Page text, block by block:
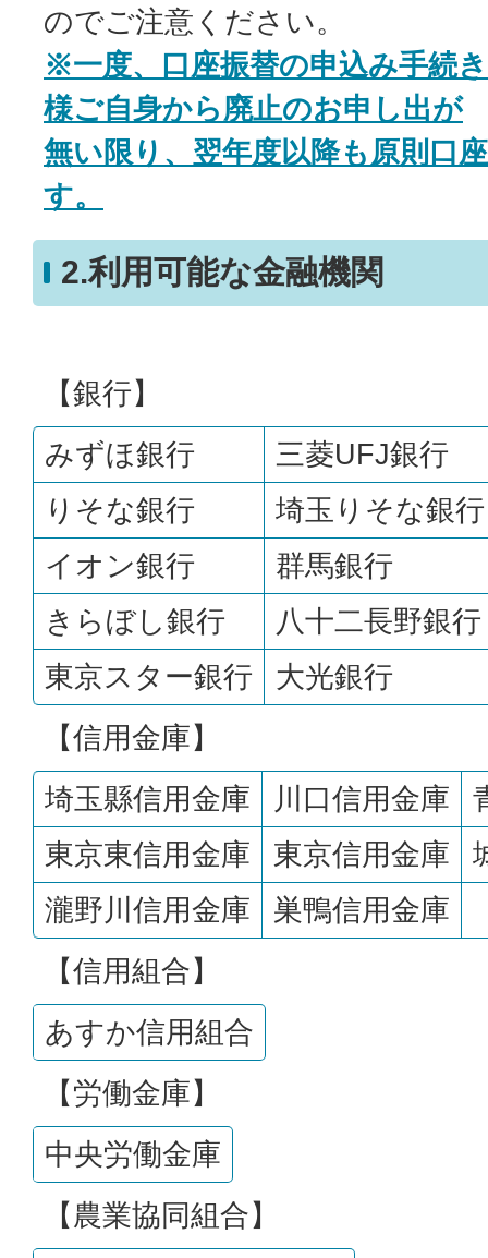
のでご注意ください。
※一度、口座振替の申込み手続
様ご自身から廃止のお申し出が
無い限り、翌年度以降も原則口
す。
2.利用可能な金融機関
【銀行】
みずほ銀行
三菱UFJ銀行
りそな銀行
埼玉りそな銀行
イオン銀行
群馬銀行
きらぼし銀行
八十二長野銀行
東京スター銀行
大光銀行
【信用金庫】
埼玉縣信用金庫
川口信用金庫
東京東信用金庫
東京信用金庫
瀧野川信用金庫
巣鴨信用金庫
【信用組合】
あすか信用組合
【労働金庫】
中央労働金庫
【農業協同組合】